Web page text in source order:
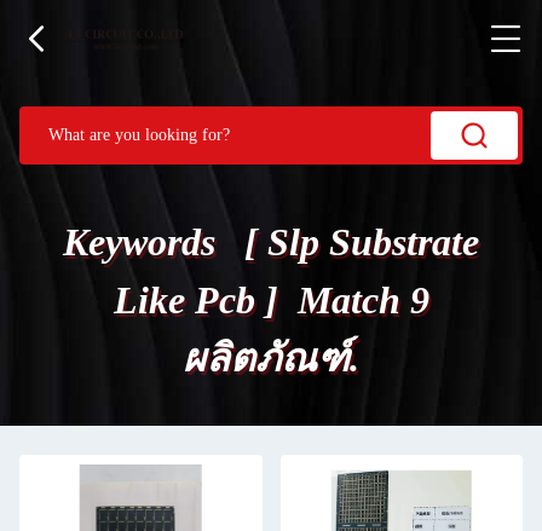
Keywords [ Slp Substrate
Like Pcb ] Match 9
ผลิตภัณฑ์.